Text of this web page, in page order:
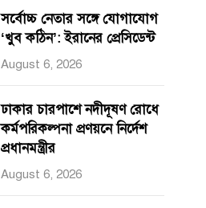
সর্বোচ্চ নেতার সঙ্গে যোগাযোগ
‘খুব কঠিন’: ইরানের প্রেসিডেন্ট
August 6, 2026
ঢাকার চারপাশে নদীদূষণ রোধে
কর্মপরিকল্পনা প্রণয়নে নির্দেশ
প্রধানমন্ত্রীর
August 6, 2026